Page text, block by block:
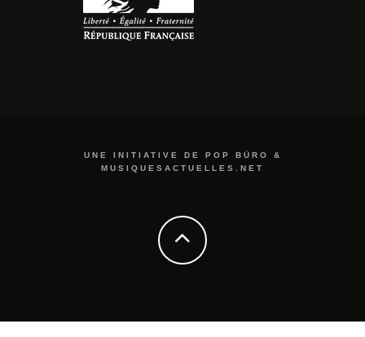
UNE INITIATIVE DE POP BÜRO &
MUSIQUESACTUELLES.NET